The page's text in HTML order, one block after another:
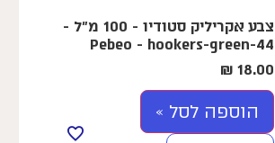
צבע אקריליק סטודיו - 100 מ"ל -
Pebeo - hookers-green-44
18.00
₪
הוספה לסל »